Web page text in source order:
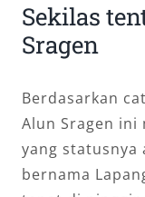
Sekilas
Sragen
Berdasarkan
Alun Sragen ini
yang statusnya
bernama